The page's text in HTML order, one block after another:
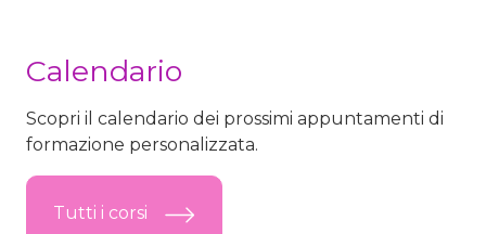
Calendario
Scopri il calendario dei prossimi appuntamenti di
formazione personalizzata.
Tutti i corsi